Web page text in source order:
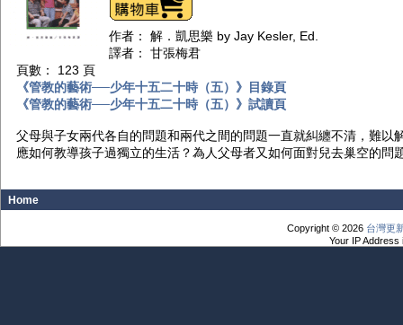
作者： 解．凱思樂 by Jay Kesler, Ed.
譯者： 甘張梅君
頁數： 123 頁
《管教的藝術──少年十五二十時（五）》目錄頁
《管教的藝術──少年十五二十時（五）》試讀頁
父母與子女兩代各自的問題和兩代之間的問題一直就糾纏不清，難
應如何教導孩子過獨立的生活？為人父母者又如何面對兒去巢空的問
Home
Copyright © 2026 台灣更
Your IP Address